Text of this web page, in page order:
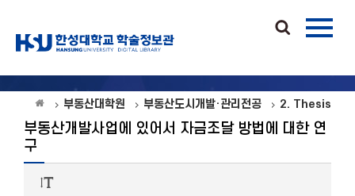
부동산대학원 부동산도시개발·관리전공 2. Thesis
부동산개발사업에 있어서 자금조달 방법에 대한 연
구